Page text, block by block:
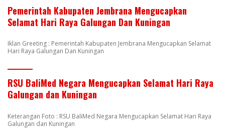
Pemerintah Kabupaten Jembrana Mengucapkan
Selamat Hari Raya Galungan Dan Kuningan
Iklan Greeting : Pemerintah Kabupaten Jembrana Mengucapkan Selamat
Hari Raya Galungan Dan Kuningan
RSU BaliMed Negara Mengucapkan Selamat Hari Raya
Galungan dan Kuningan
Keterangan Foto : RSU BaliMed Negara Mengucapkan Selamat Hari Raya
Galungan dan Kuningan